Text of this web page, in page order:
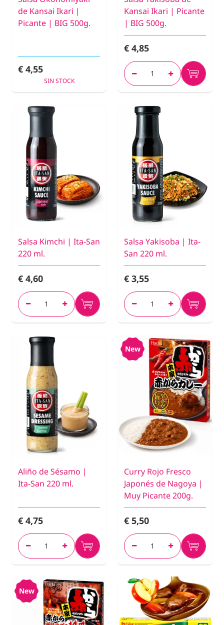
de Kansai Ikari |
Picante | BIG 500g.
€ 4,55
SIN STOCK
Kansai Ikari | Picante
| BIG 500g.
€ 4,85
Salsa Kimchi | Ita-San
220 ml.
€ 4,60
Salsa Yakisoba | Ita-
San 220 ml.
€ 3,55
Aliño de Sésamo |
Ita-San 220 ml.
€ 4,75
New
Curry Rojo Fresco
Japonés de Nagoya |
Muy Picante 200g.
€ 5,50
New